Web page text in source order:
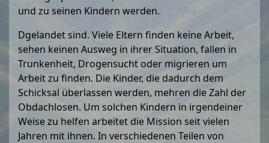
und zu seinen Kindern werden.
Dgelandet sind. Viele Eltern finden keine Arbeit,
sehen keinen Ausweg in ihrer Situation, fallen in
Trunkenheit, Drogensucht oder migrieren um
Arbeit zu finden. Die Kinder, die dadurch dem
Schicksal überlassen werden, mehren die Zahl der
Obdachlosen. Um solchen Kindern in irgendeiner
Weise zu helfen arbeitet die Mission seit vielen
Jahren mit ihnen. In verschiedenen Teilen von